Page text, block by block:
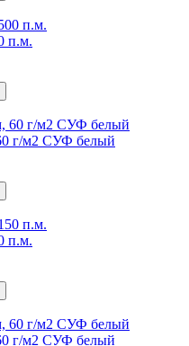
п.м.
г/м2 СУФ белый
п.м.
г/м2 СУФ белый